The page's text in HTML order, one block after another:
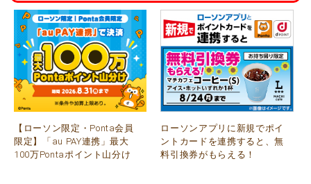
【ローソン限定・Ponta会員
限定】「au PAY連携」最大
100万Pontaポイント山分け
ローソンアプリに新規でポイ
ントカードを連携すると、無
料引換券がもらえる！